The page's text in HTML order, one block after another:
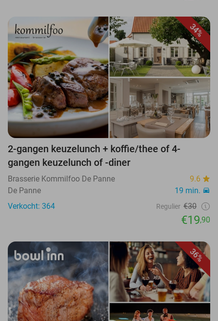
34%
2-gangen keuzelunch + koffie/thee of 4-
gangen keuzelunch of -diner
Brasserie Kommilfoo De Panne
9.6
De Panne
19 min.
Verkocht: 364
Regulier €30
€19,90
36%